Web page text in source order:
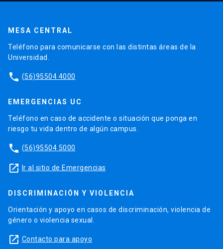
MESA CENTRAL
Teléfono para comunicarse con las distintas áreas de la
Universidad.
phone (56)95504 4000
EMERGENCIAS UC
Teléfono en caso de accidente o situación que ponga en
riesgo tu vida dentro de algún campus.
phone (56)95504 5000
launch Ir al sitio de Emergencias
DISCRIMINACIÓN Y VIOLENCIA
Orientación y apoyo en casos de discriminación, violencia de
género o violencia sexual.
launch Contacto para apoyo